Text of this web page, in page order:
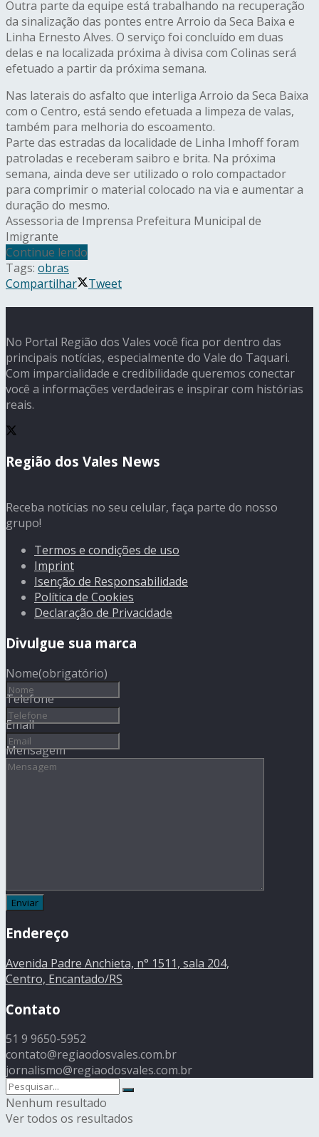
Outra parte da equipe está trabalhando na recuperação
da sinalização das pontes entre Arroio da Seca Baixa e
Linha Ernesto Alves. O serviço foi concluído em duas
delas e na localizada próxima à divisa com Colinas será
efetuado a partir da próxima semana.
Nas laterais do asfalto que interliga Arroio da Seca Baixa
com o Centro, está sendo efetuada a limpeza de valas,
também para melhoria do escoamento.
Parte das estradas da localidade de Linha Imhoff foram
patroladas e receberam saibro e brita. Na próxima
semana, ainda deve ser utilizado o rolo compactador
para comprimir o material colocado na via e aumentar a
duração do mesmo.
Assessoria de Imprensa Prefeitura Municipal de
Imigrante
Continue lendo
Tags: obras
Compartilhar
Tweet
No Portal Região dos Vales você fica por dentro das
principais notícias, especialmente do Vale do Taquari.
Com imparcialidade e credibilidade queremos conectar
você a informações verdadeiras e inspirar com histórias
reais.
Região dos Vales News
Receba notícias no seu celular, faça parte do nosso
grupo!
Termos e condições de uso
Imprint
Isenção de Responsabilidade
Política de Cookies
Declaração de Privacidade
Divulgue sua marca
Nome(obrigatório)
Telefone
Email
Mensagem
Endereço
Avenida Padre Anchieta, n° 1511, sala 204,
Centro, Encantado/RS
Contato
51 9 9650-5952
contato@regiaodosvales.com.br
jornalismo@regiaodosvales.com.br
Nenhum resultado
Ver todos os resultados